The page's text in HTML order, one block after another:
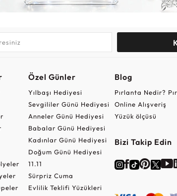
Özel Günler
Yılbaşı Hediyesi
Sevgililer Günü Hediyesi
Anneler Günü Hediyesi
Babalar Günü Hediyesi
Kadınlar Günü Hediyesi
Doğum Günü Hediyesi
11.11
Sürpriz Cuma
Evlilik Teklifi Yüzükleri
Blog
Pırlanta Nedir?
Online Alışveriş
Yüzük ölçüsü
Bizi Takip Edin